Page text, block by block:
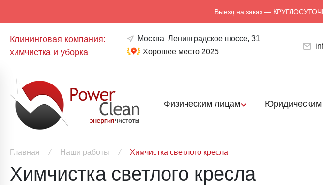
Выезд на заказ —
Клининговая компания:
химчистка и уборка
Москва Ленинградское шоссе, 31
Хорошее место 2025
Физическим лицам
Главная / Наши работы / Химчистка светлого кресла
Химчистка светлого кресла